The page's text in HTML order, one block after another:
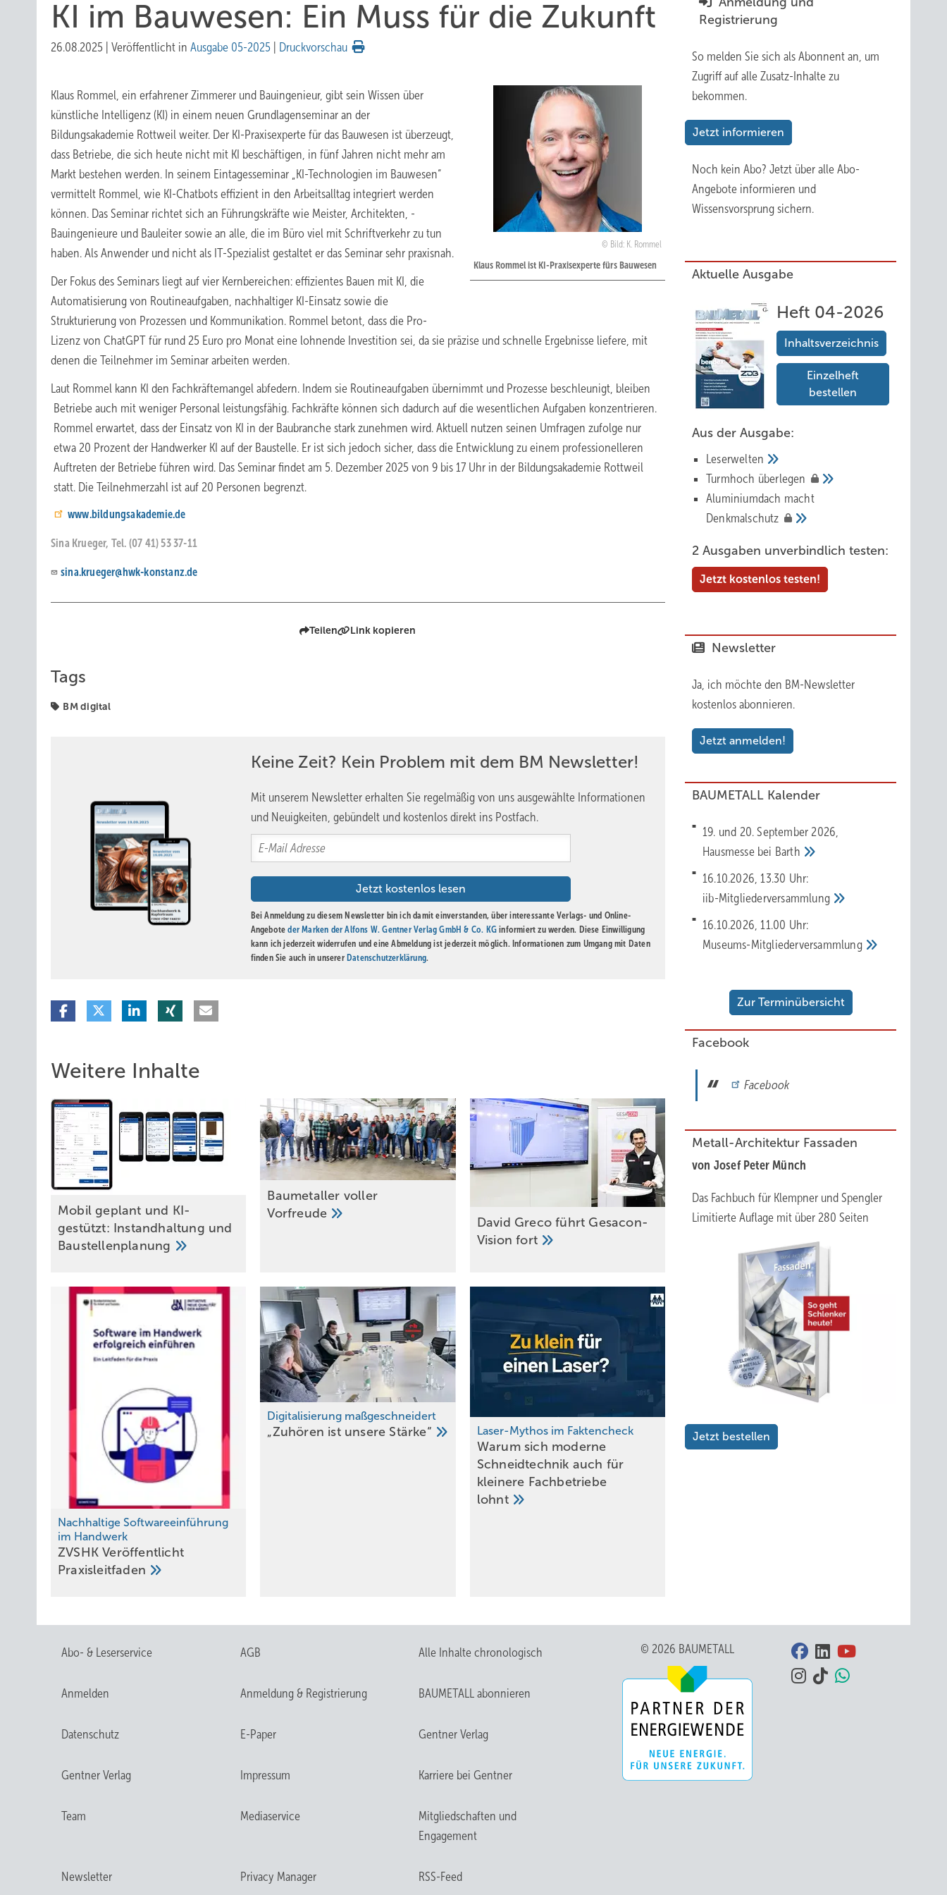
KI im Bauwesen: Ein Muss für die Zukunft
26.08.2025 Veröffentlicht in Ausgabe 05-2025 Druckvorschau
Bild: K. Rommel
Klaus Rommel ist KI-Praxisexperte fürs Bauwesen
Klaus Rommel, ein erfahrener Zimmerer und Bauingenieur, gibt sein Wissen über
künstliche Intelligenz (KI) in einem neuen Grundlagenseminar an der
Bildungsakademie Rottweil weiter. Der KI-Praxisexperte für das Bauwesen ist überzeugt,
dass Betriebe, die sich heute nicht mit KI beschäftigen, in fünf Jahren nicht mehr am
Markt bestehen werden. In seinem Eintagesseminar „KI-Technologien im Bauwesen“
vermittelt Rommel, wie KI-Chatbots effizient in den Arbeitsalltag integriert werden
können. Das Seminar richtet sich an Führungskräfte wie Meister, Architekten, ­
Bauingenieure und Bauleiter sowie an alle, die im Büro viel mit Schriftverkehr zu tun
haben. Als Anwender und nicht als IT-Spezialist gestaltet er das Seminar sehr praxisnah.
Der Fokus des Seminars liegt auf vier Kernbereichen: effizientes Bauen mit KI, die
Automatisierung von Routineaufgaben, nachhaltiger KI-Einsatz sowie die
Strukturierung von Prozessen und Kommunikation. Rommel betont, dass die Pro-
Lizenz von ChatGPT für rund 25 Euro pro Monat eine lohnende Investition sei, da sie präzise und schnelle Ergebnisse liefere, mit
denen die Teilnehmer im Seminar arbeiten werden.
Laut Rommel kann KI den Fachkräftemangel abfedern. Indem sie Routineaufgaben übernimmt und Prozesse beschleunigt, bleiben
Betriebe auch mit weniger Personal leistungsfähig. Fachkräfte können sich dadurch auf die wesentlichen Aufgaben konzentrieren.
Rommel erwartet, dass der Einsatz von KI in der Baubranche stark zunehmen wird. Aktuell nutzen seinen Umfragen zufolge nur
etwa 20 Prozent der Handwerker KI auf der Baustelle. Er ist sich jedoch sicher, dass die Entwicklung zu einem professionelleren
Auf­treten der Betriebe führen wird. Das Seminar findet am 5. Dezember 2025 von 9 bis 17 Uhr in der Bildungsakademie Rottweil
statt. Die Teilnehmerzahl ist auf 20 Personen begrenzt.
www.bildungsakademie.de
Sina Krueger, Tel. (07 41) 53 37-11
sina.krueger@hwk-konstanz.de
Teilen Link kopieren
Tags
BM digital
Keine Zeit? Kein Problem mit dem BM Newsletter!
Mit unserem Newsletter erhalten Sie regelmäßig von uns ausgewählte Informationen
und Neuigkeiten, gebündelt und kostenlos direkt ins Postfach.
Bei Anmeldung zu diesem Newsletter bin ich damit einverstanden, über interessante Verlags- und Online-
Angeboteder Marken der Alfons W. Gentner Verlag GmbH & Co. KG informiert zu werden. Diese Einwilligung
kann ich jederzeit widerrufen und eine Abmeldung ist jederzeit möglich. Informationen zum Umgang mit Daten
finden Sie auch in unserer Datenschutzerklärung.
Weitere Inhalte
Mobil geplant und KI-
gestützt: Instandhaltung und
Baustellenplanung
Baumetaller voller
Vorfreude
Dav id Greco führt ­Gesacon-
Visionfort
Nachhaltige Softwareeinführung
im Handwerk
ZVSHK Veröffentlicht
Praxisleitfaden
Digitalisierung maßgesch neidert
„Zuhören ist unsere Stärke“ Laser-Mythos im Faktencheck
Warum sich moderne
Schneidtechnik auch für
kleinere Fachbetriebe
lohnt
Registrierung
So melden Sie sich als Abonnent an, um
Zugriff auf alle Zusatz-Inhalte zu
bekommen.
Jetzt informieren
Noch kein Abo? Jetzt über alle Abo-
Angebote informieren und
Wissensvorsprung sichern.
Aktuelle Ausgabe
Heft 04-2026
Inhaltsverzeichnis
Einzelheft
bestellen
Aus der Ausgabe:
Leserwelten
Tur mhoch überlegen
Aluminiumdach macht
Denkmalschutz
2 Ausgaben unverbindlich testen:
Jetzt kostenlos testen!
Newsletter
Ja, ich möchte den BM-Newsletter
kostenlos abonnieren.
Jetzt anmelden!
BAUMETALL Kalender
19. und 20. September 2026,
Hausmesse bei Barth
16.10.2026, 13.30 Uhr:
iib-Mitgliederversammlung
16.10.2026, 11.00 Uhr:
Museums-Mitgliederversammlung
Zur Terminübersicht
Facebook
Facebook
Metall-Architektur Fassaden
von Josef Peter Münch
Das Fachbuch für Klempner und Spengler
Limitierte Auflage mit über 280 Seiten
Jetzt bestellen
Abo- & Leserservice AGB Alle Inhalte chronologisch
Anmelden Anmeldung & Registrierung BAUMETALL abonnieren
Datenschutz E-Paper Gentner Verlag
Gentner Verlag Impressum Karriere bei Gentner
Team Mediaservice
Mitgliedschaften und
Engagement
Newsletter Privacy Manager RSS-Feed
© 2026 BAUMETALL